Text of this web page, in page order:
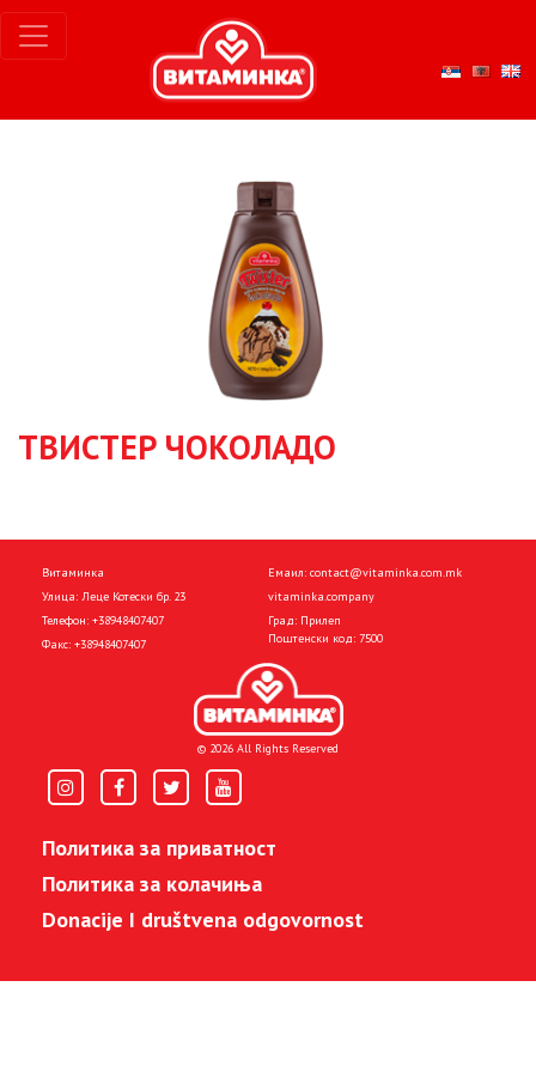
ТВИСТЕР ЧОКОЛАДО
Витаминка
Улица: Леце Котески бр. 23
Телефон: +38948407407
Факс: +38948407407
Емаил: contact@vitaminka.com.mk
vitaminka.company
Град: Прилеп
Поштенски код: 7500
© 2026 All Rights Reserved
Политика за приватност
Политика за колачиња
Donacije I društvena odgovornost